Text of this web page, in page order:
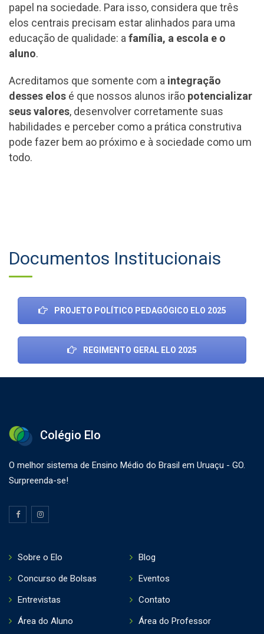
papel na sociedade. Para isso, considera que três
elos centrais precisam estar alinhados para uma
educação de qualidade: a família, a escola e o
aluno.
Acreditamos que somente com a integração
desses elos é que nossos alunos irão potencializar
seus valores, desenvolver corretamente suas
habilidades e perceber como a prática construtiva
pode fazer bem ao próximo e à sociedade como um
todo.
Documentos Institucionais
PROJETO POLÍTICO PEDAGÓGICO ELO 2025
REGIMENTO GERAL ELO 2025
Colégio Elo
O melhor sistema de Ensino Médio do Brasil em Uruaçu - GO.
Surpreenda-se!
Sobre o Elo
Blog
Concurso de Bolsas
Eventos
Entrevistas
Contato
Área do Aluno
Área do Professor